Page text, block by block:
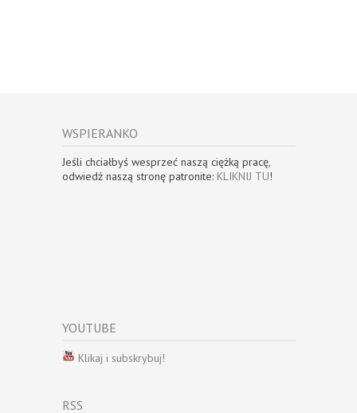
WSPIERANKO
Jeśli chciałbyś wesprzeć naszą ciężką pracę,
odwiedź naszą stronę patronite: KLIKNIJ TU!
YOUTUBE
Klikaj i subskrybuj!
RSS